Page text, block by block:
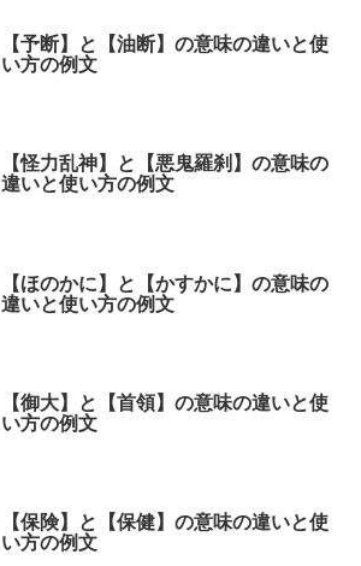
【予断】と【油断】の意味の違いと使
い方の例文
【怪力乱神】と【悪鬼羅刹】の意味の
違いと使い方の例文
【ほのかに】と【かすかに】の意味の
違いと使い方の例文
【御大】と【首領】の意味の違いと使
い方の例文
【保険】と【保健】の意味の違いと使
い方の例文